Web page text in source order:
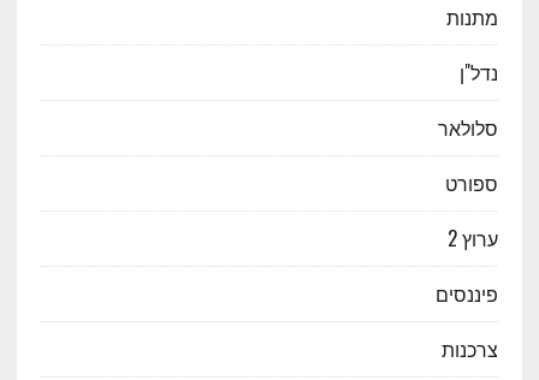
מתנות
נדל"ן
סלולאר
ספורט
ערוץ 2
פיננסים
צרכנות